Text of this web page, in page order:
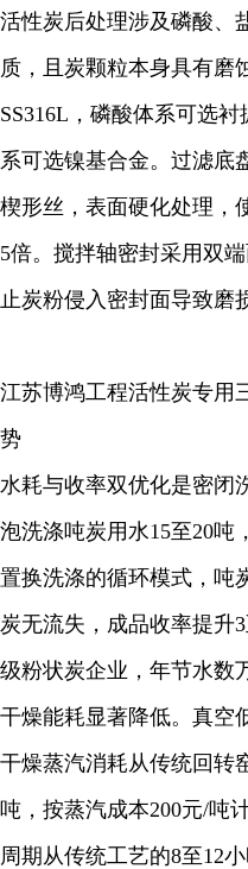
活性炭后处理涉及磷酸、
质，且炭颗粒本身具有磨
SS316L，磷酸体系可选
系可选镍基合金。过滤底
楔形丝，表面硬化处理，
5倍。搅拌轴密封采用双
止炭粉侵入密封面导致磨
江苏博鸿工程活性炭专用
势
水耗与收率双优化是密闭
泡洗涤吨炭用水15至20吨
置换洗涤的循环模式，吨
炭无流失，成品收率提升
级粉状炭企业，年节水数
干燥能耗显著降低。真空
干燥蒸汽消耗从传统回转
吨，按蒸汽成本200元/吨
周期从传统工艺的8至12